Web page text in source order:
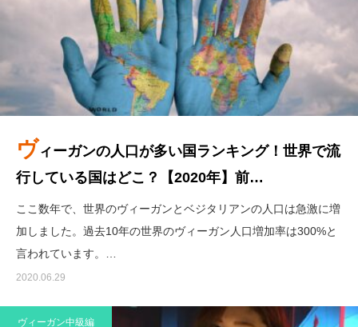
あなた自身の幸せのために
ヴィーガン×健康、心と体にやさしく
ヴィーガンの人口が多い国ランキング！世界で流
行している国はどこ？【2020年】前…
ここ数年で、世界のヴィーガンとベジタリアンの人口は急激に増
加しました。過去10年の世界のヴィーガン人口増加率は300%と
言われています。…
2020.06.29
ヴィーガン中級編